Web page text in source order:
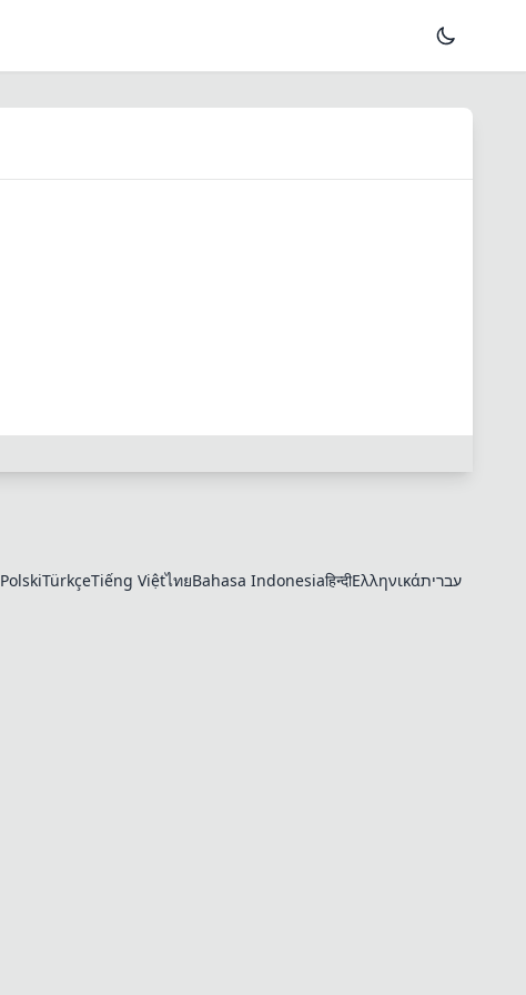
PolskiTürkçeTiếng ViệtไทยBahasa Indonesiaहिन्दीΕλληνικάעברית